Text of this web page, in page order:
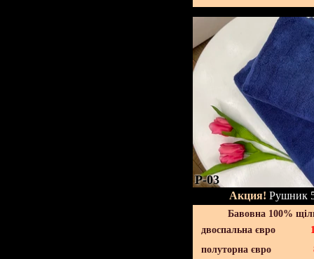
P-03
Акция! Рушник
Бавовна 100%
двоспальна євро
полуторна євро